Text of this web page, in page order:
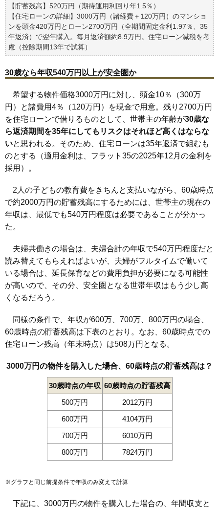
【貯蓄残高】520万円（期待運用利回り年1.5％）
【住宅ローンの詳細】3000万円（諸経費＋120万円）のマンショ
ンを頭金420万円とローン2700万円（全期間固定金利1.97％、35
年返済）で翌年購入。毎月返済額約8.9万円。住宅ローン減税を考
慮（控除期間13年で試算）
30歳なら年収540万円以上が安全圏か
希望する物件価格3000万円に対し、頭金10％（300万
円）と諸費用4％（120万円）を現金で用意。残り2700万円
を住宅ローンで借りるものとして、世帯主の年齢が30歳な
ら返済期間を35年にしてもリスクはそれほど高くはならな
いと思われる。そのため、住宅ローンは35年返済で組むも
のとする（適用金利は、フラット35の2025年12月の金利を
採用）。
2人の子どもの教育費をきちんと支払いながら、60歳時点
で約2000万円の貯蓄残高にするためには、世帯主の現在の
年収は、最低でも540万円程度は必要であることが分かっ
た。
夫婦共働きの場合は、夫婦合計の年収で540万円程度だと
読み替えてもらえればよいが、夫婦がフルタイムで働いて
いる場合は、延長保育などの費用負担が必要になる可能性
が高いので、その分、安全圏となる世帯年収はもう少し高
くなるだろう。
同様の条件で、年収が600万、700万、800万円の場合、
60歳時点の貯蓄残高は下表のとおり。なお、60歳時点での
住宅ローン残高（年末時点）は508万円となる。
3000万円の物件を購入した場合、60歳時点の貯蓄残高は？
30歳時点の年収 60歳時点の貯蓄残高
500万円
2012万円
600万円
4104万円
700万円
6010万円
800万円
7824万円
※グラフと同じ前提条件で年収のみ変えて計算
下記に、3000万円の物件を購入した場合の、年間収支と